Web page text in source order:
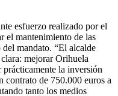
esfuerzo realizado por el
el mantenimiento de las
del mandato. “El alcalde
mejorar Orihuela
la inversión
contrato de 750.000 euros a
tanto los medios